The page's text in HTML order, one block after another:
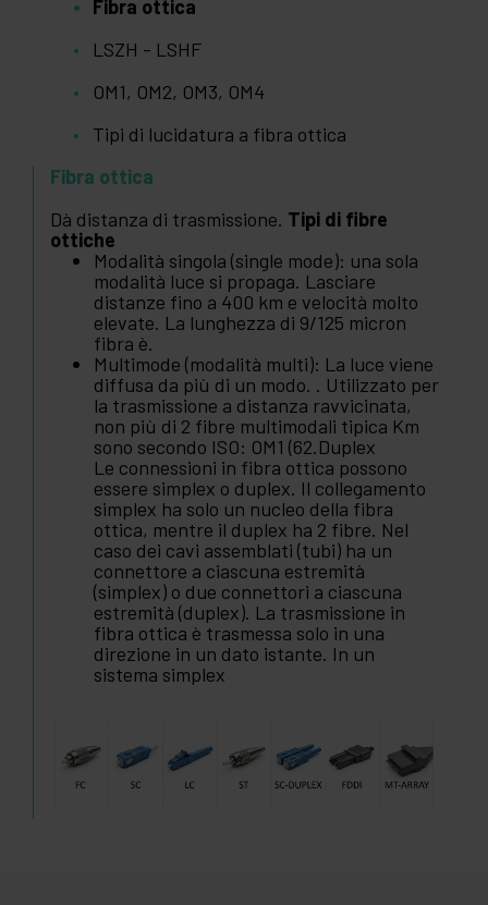
Fibra ottica
LSZH - LSHF
OM1, OM2, OM3, OM4
Tipi di lucidatura a fibra ottica
Fibra ottica
Dà distanza di trasmissione. Tipi di fibre
ottiche
Modalità singola (single mode): una sola
modalità luce si propaga. Lasciare
distanze fino a 400 km e velocità molto
elevate. La lunghezza di 9/125 micron
fibra è.
Multimode (modalità multi): La luce viene
diffusa da più di un modo. . Utilizzato per
la trasmissione a distanza ravvicinata,
non più di 2 fibre multimodali tipica Km
sono secondo ISO: OM1 (62.Duplex
Le connessioni in fibra ottica possono
essere simplex o duplex. Il collegamento
simplex ha solo un nucleo della fibra
ottica, mentre il duplex ha 2 fibre. Nel
caso dei cavi assemblati (tubi) ha un
connettore a ciascuna estremità
(simplex) o due connettori a ciascuna
estremità (duplex). La trasmissione in
fibra ottica è trasmessa solo in una
direzione in un dato istante. In un
sistema simplex